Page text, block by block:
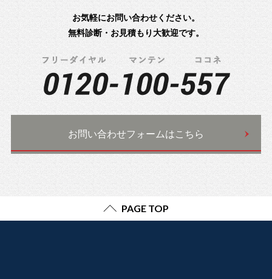
お気軽にお問い合わせください。
無料診断・お見積もり大歓迎です。
お問い合わせフォームはこちら
PAGE TOP